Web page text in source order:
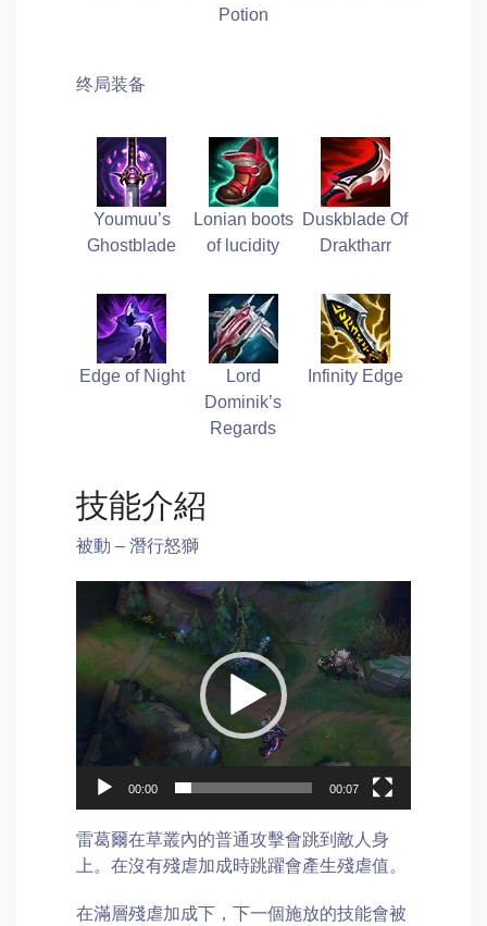
Potion
终局装备
Youmuu’s
Ghostblade
Lonian boots
of lucidity
Duskblade Of
Draktharr
Edge of Night
Lord
Dominik’s
Regards
Infinity Edge
技能介紹
被動 – 潛行怒獅
Video
Player
00:00 00:07
雷葛爾在草叢內的普通攻擊會跳到敵人身
上。在沒有殘虐加成時跳躍會產生殘虐值。
在滿層殘虐加成下，下一個施放的技能會被